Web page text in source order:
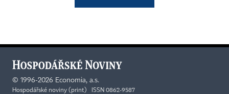
© 1996-2026 Economia, a.s.
Hospodářské noviny (print) ISSN 0862-9587